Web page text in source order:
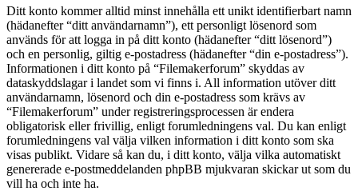
Ditt konto kommer alltid minst innehålla ett unikt identifierbart namn
(hädanefter “ditt användarnamn”), ett personligt lösenord som
används för att logga in på ditt konto (hädanefter “ditt lösenord”)
och en personlig, giltig e-postadress (hädanefter “din e-postadress”).
Informationen i ditt konto på “Filemakerforum” skyddas av
dataskyddslagar i landet som vi finns i. All information utöver ditt
användarnamn, lösenord och din e-postadress som krävs av
“Filemakerforum” under registreringsprocessen är endera
obligatorisk eller frivillig, enligt forumledningens val. Du kan enligt
forumledningens val välja vilken information i ditt konto som ska
visas publikt. Vidare så kan du, i ditt konto, välja vilka automatiskt
genererade e-postmeddelanden phpBB mjukvaran skickar ut som du
vill ha och inte ha.